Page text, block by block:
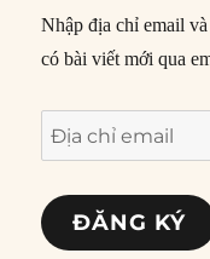
Nhập địa chỉ email
có bài viết mới qua
Địa
chỉ
email
ĐĂNG KÝ